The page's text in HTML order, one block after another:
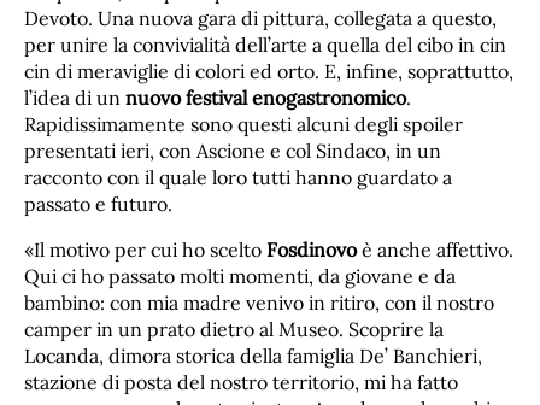
Devoto. Una nuova gara di pittura, collegata a questo,
per unire la convivialità dell’arte a quella del cibo in cin
cin di meraviglie di colori ed orto. E, infine, soprattutto,
l’idea di un nuovo festival enogastronomico.
Rapidissimamente sono questi alcuni degli spoiler
presentati ieri, con Ascione e col Sindaco, in un
racconto con il quale loro tutti hanno guardato a
passato e futuro.
«Il motivo per cui ho scelto Fosdinovoè anche affettivo.
Qui ci ho passato molti momenti, da giovane e da
bambino: con mia madre venivo in ritiro, con il nostro
camper in un prato dietro al Museo. Scoprire la
Locanda, dimora storica della famiglia De’ Banchieri,
stazione di posta del nostro territorio, mi ha fatto